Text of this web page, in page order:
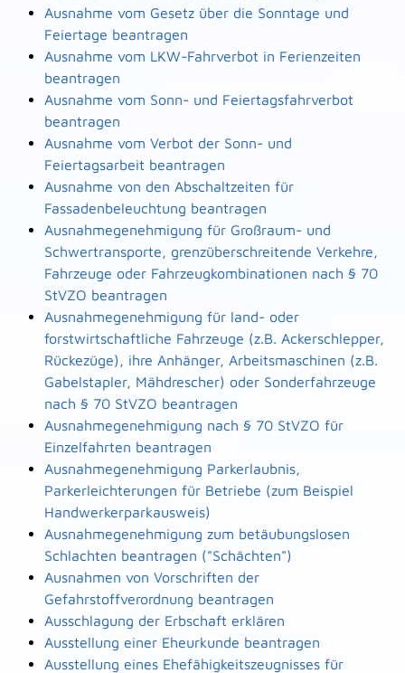
Ausnahme vom Gesetz über die Sonntage und
Feiertage beantragen
Ausnahme vom LKW-Fahrverbot in Ferienzeiten
beantragen
Ausnahme vom Sonn- und Feiertagsfahrverbot
beantragen
Ausnahme vom Verbot der Sonn- und
Feiertagsarbeit beantragen
Ausnahme von den Abschaltzeiten für
Fassadenbeleuchtung beantragen
Ausnahmegenehmigung für Großraum- und
Schwertransporte, grenzüberschreitende Verkehre,
Fahrzeuge oder Fahrzeugkombinationen nach § 70
StVZO beantragen
Ausnahmegenehmigung für land- oder
forstwirtschaftliche Fahrzeuge (z.B. Ackerschlepper,
Rückezüge), ihre Anhänger, Arbeitsmaschinen (z.B.
Gabelstapler, Mähdrescher) oder Sonderfahrzeuge
nach § 70 StVZO beantragen
Ausnahmegenehmigung nach § 70 StVZO für
Einzelfahrten beantragen
Ausnahmegenehmigung Parkerlaubnis,
Parkerleichterungen für Betriebe (zum Beispiel
Handwerkerparkausweis)
Ausnahmegenehmigung zum betäubungslosen
Schlachten beantragen ("Schächten")
Ausnahmen von Vorschriften der
Gefahrstoffverordnung beantragen
Ausschlagung der Erbschaft erklären
Ausstellung einer Eheurkunde beantragen
Ausstellung eines Ehefähigkeitszeugnisses für